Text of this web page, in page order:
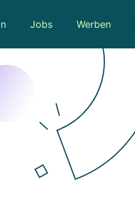
Jobs Werben